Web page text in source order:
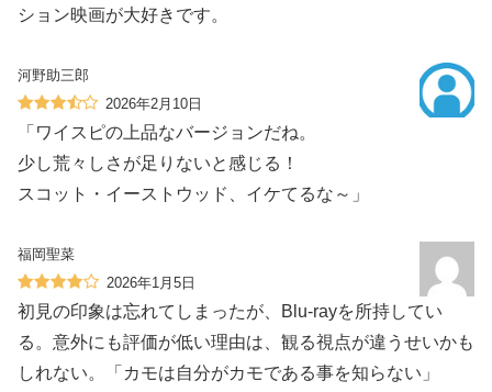
ション映画が大好きです。
河野助三郎
2026年2月10日
「ワイスピの上品なバージョンだね。
少し荒々しさが足りないと感じる！
スコット・イーストウッド、イケてるな～」
福岡聖菜
2026年1月5日
初見の印象は忘れてしまったが、Blu-rayを所持してい
る。意外にも評価が低い理由は、観る視点が違うせいかも
しれない。「カモは自分がカモである事を知らない」